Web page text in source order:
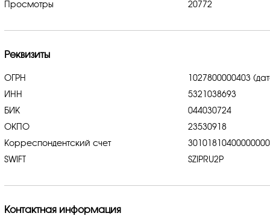
Просмотры
20772
Реквизиты
ОГРН
1027800000403
ИНН
5321038693
БИК
044030724
ОКПО
23530918
Корреспондентский счет
SWIFT
SZIPRU2P
Контактная информация